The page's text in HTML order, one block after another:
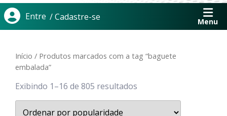
Entre / Cadastre-se Menu
Início / Produtos marcados com a tag “baguete
embalada”
Exibindo 1–16 de 805 resultados